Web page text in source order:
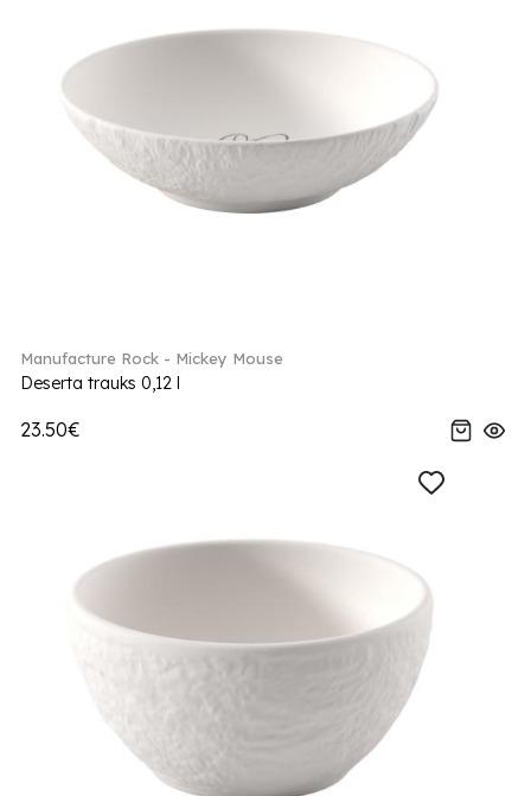
Manufacture Rock - Mickey Mouse
Deserta trauks 0,12 l
23.50€